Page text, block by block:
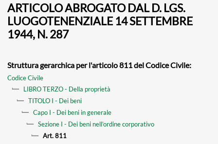
ARTICOLO ABROGATO DAL D. LGS.
LUOGOTENENZIALE 14 SETTEMBRE
1944, N. 287
Struttura gerarchica per l'articolo 811 del Codice Civile:
Codice Civile
LIBRO TERZO - Della proprietà
TITOLO I - Dei beni
Capo I - Dei beni in generale
Sezione I - Dei beni nell’ordine corporativo
Art. 811